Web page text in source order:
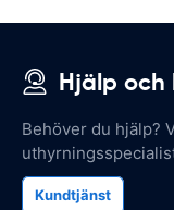
Hjälp och
Behöver du hjälp?
Kundtjänst